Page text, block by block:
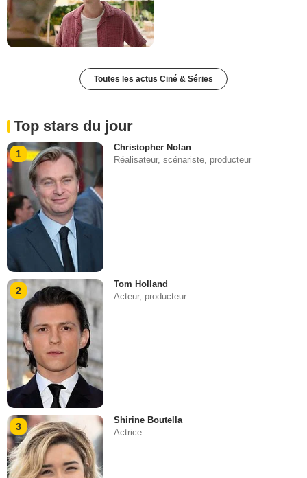
Toutes les actus Ciné & Séries
Top stars du jour
1
Christopher Nolan
Réalisateur, scénariste, producteur
2
Tom Holland
Acteur, producteur
3
Shirine Boutella
Actrice